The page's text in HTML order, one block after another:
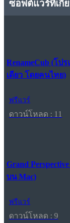
ซอฟต์แวร์ที่เกี่
RenameCub (โ
เดียว โดยคนไทย)
ฟรีแวร์
ดาวน์โหลด : 11
Grand
บน Mac)
ฟรีแวร์
ดาวน์โหลด : 9